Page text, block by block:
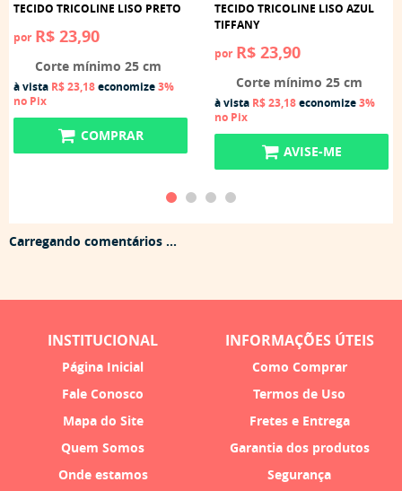
TECIDO TRICOLINE LISO PRETO
por R$ 23,90
Corte mínimo 25 cm
à vista R$ 23,18economize3%
no Pix
COMPRAR
TECIDO TRICOLINE LISO AZUL
TIFFANY
por R$ 23,90
Corte mínimo 25 cm
à vista R$ 23,18economize3%
no Pix
AVISE-ME
Carregando comentários ...
INSTITUCIONAL
Página Inicial
Fale Conosco
Mapa do Site
Quem Somos
Onde estamos
INFORMAÇÕES ÚTEIS
Como Comprar
Termos de Uso
Fretes e Entrega
Garantia dos produtos
Segurança